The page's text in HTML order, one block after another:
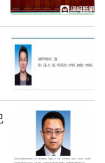
全市义务教育学
小学1—2年级
的基础上增
取“3+2”模
2节体育活动
课组织的学
育课”。新